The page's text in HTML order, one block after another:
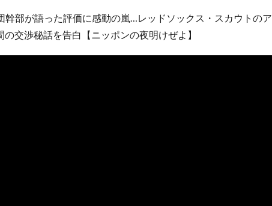
部が語った評価に感動の嵐…レッドソックス・スカウトのア
交渉秘話を告白【ニッポンの夜明けぜよ】